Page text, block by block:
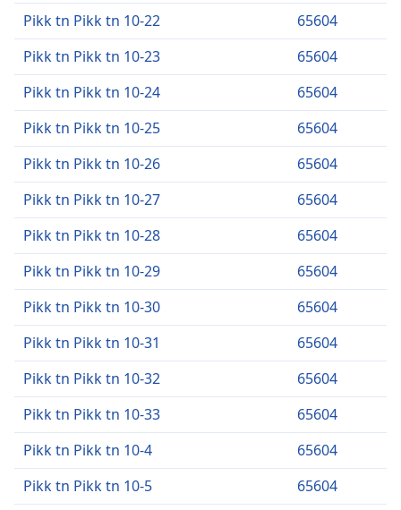
Pikk tn Pikk tn 10-22
65604
Pikk tn Pikk tn 10-23
65604
Pikk tn Pikk tn 10-24
65604
Pikk tn Pikk tn 10-25
65604
Pikk tn Pikk tn 10-26
65604
Pikk tn Pikk tn 10-27
65604
Pikk tn Pikk tn 10-28
65604
Pikk tn Pikk tn 10-29
65604
Pikk tn Pikk tn 10-30
65604
Pikk tn Pikk tn 10-31
65604
Pikk tn Pikk tn 10-32
65604
Pikk tn Pikk tn 10-33
65604
Pikk tn Pikk tn 10-4
65604
Pikk tn Pikk tn 10-5
65604